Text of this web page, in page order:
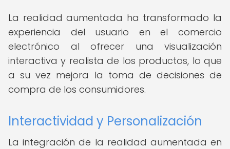
La realidad aumentada ha transformado la
experiencia del usuario en el comercio
electrónico al ofrecer una visualización
interactiva y realista de los productos, lo que
a su vez mejora la toma de decisiones de
compra de los consumidores.
Interactividad y Personalización
La integración de la realidad aumentada en